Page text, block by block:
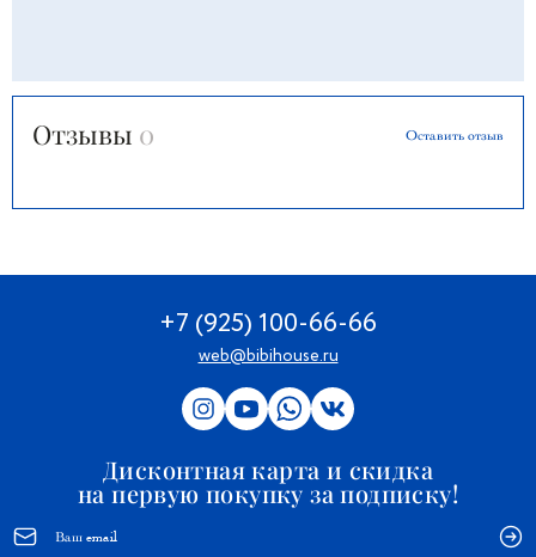
Отзывы 0 Оставить отзыв
+7 (925) 100-66-66
web@bibihouse.ru
Дисконтная карта и скидка
на первую покупку за подписку!